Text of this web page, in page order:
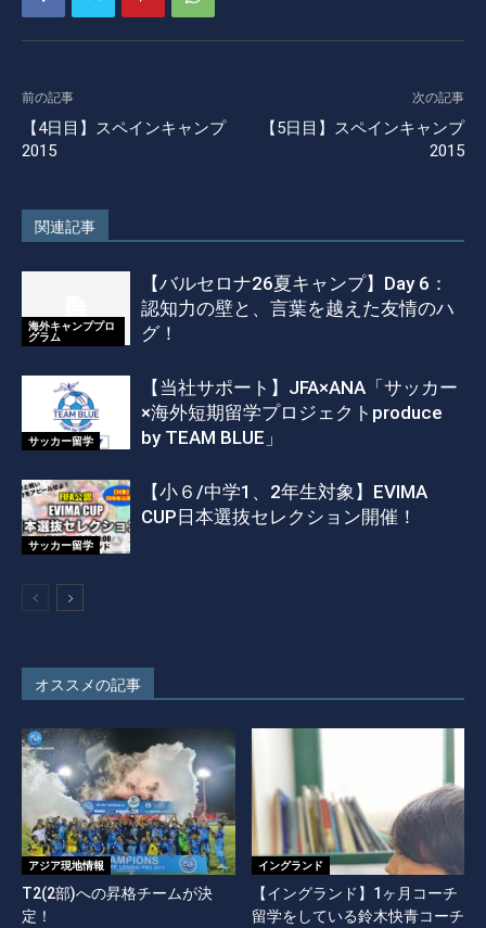
前の記事
【4日目】スペインキャンプ
2015
次の記事
【5日目】スペインキャンプ
2015
関連記事
海外キャンププロ
グラム
【バルセロナ26夏キャンプ】Day 6：
認知力の壁と、言葉を越えた友情のハ
グ！
サッカー留学
【当社サポート】JFA×ANA「サッカー
×海外短期留学プロジェクトproduce
by TEAM BLUE」
サッカー留学
【小６/中学1、2年生対象】EVIMA
CUP日本選抜セレクション開催！
オススメの記事
アジア現地情報
T2(2部)への昇格チームが決
定！
イングランド
【イングランド】1ヶ月コーチ
留学をしている鈴木快青コーチ